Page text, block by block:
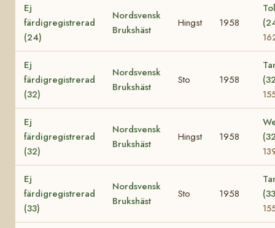
Ej
färdigregistrerad
(24)
Nordsvensk
Brukshäst
Hingst 1958
Ej
färdigregistrerad
(32)
Nordsvensk
Brukshäst
Sto 1958
Ej
färdigregistrerad
(32)
Nordsvensk
Brukshäst
Hingst 1958
Ej
färdigregistrerad
(33)
Nordsvensk
Brukshäst
Sto 1958